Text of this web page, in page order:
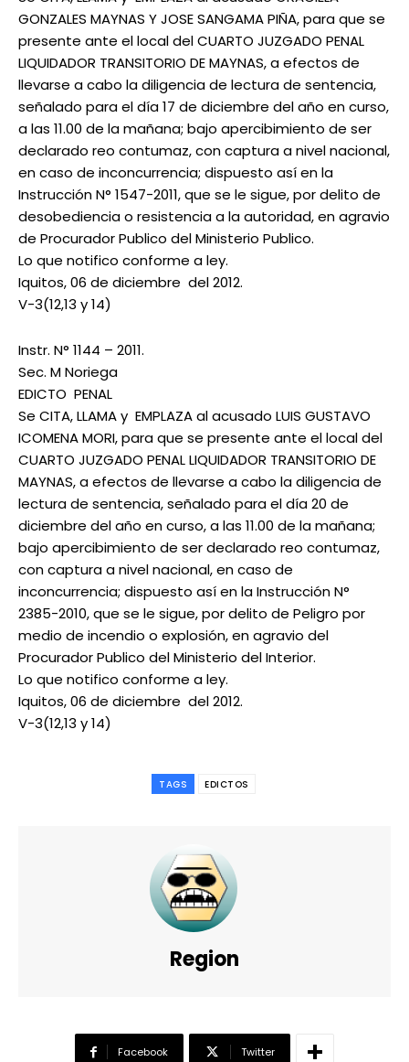
GONZALES MAYNAS Y JOSE SANGAMA PIÑA, para que se
presente ante el local del CUARTO JUZGADO PENAL
LIQUIDADOR TRANSITORIO DE MAYNAS, a efectos de
llevarse a cabo la diligencia de lectura de sentencia,
señalado para el día 17 de diciembre del año en curso,
a las 11.00 de la mañana; bajo apercibimiento de ser
declarado reo contumaz, con captura a nivel nacional,
en caso de inconcurrencia; dispuesto así en la
Instrucción N° 1547-2011, que se le sigue, por delito de
desobediencia o resistencia a la autoridad, en agravio
de Procurador Publico del Ministerio Publico.
Lo que notifico conforme a ley.
Iquitos, 06 de diciembre del 2012.
V-3(12,13 y 14)
Instr. N° 1144 – 2011.
Sec. M Noriega
EDICTO PENAL
Se CITA, LLAMA y EMPLAZA al acusado LUIS GUSTAVO
ICOMENA MORI, para que se presente ante el local del
CUARTO JUZGADO PENAL LIQUIDADOR TRANSITORIO DE
MAYNAS, a efectos de llevarse a cabo la diligencia de
lectura de sentencia, señalado para el día 20 de
diciembre del año en curso, a las 11.00 de la mañana;
bajo apercibimiento de ser declarado reo contumaz,
con captura a nivel nacional, en caso de
inconcurrencia; dispuesto así en la Instrucción N°
2385-2010, que se le sigue, por delito de Peligro por
medio de incendio o explosión, en agravio del
Procurador Publico del Ministerio del Interior.
Lo que notifico conforme a ley.
Iquitos, 06 de diciembre del 2012.
V-3(12,13 y 14)
TAGS EDICTOS
Region
Facebook Twitter